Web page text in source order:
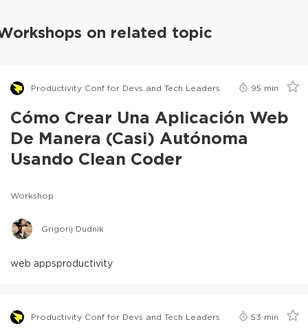
on related topic
Productivity Conf for Devs and Tech Leaders 95 min
Cómo Crear Una Aplicación Web
De Manera (Casi) Autónoma
Usando Clean Coder
Workshop
Grigorij Dudnik
web appsproductivity
Productivity Conf for Devs and Tech Leaders 53 min